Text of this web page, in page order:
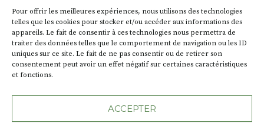
Pour offrir les meilleures expériences, nous utilisons des technologies
telles que les cookies pour stocker et/ou accéder aux informations des
appareils. Le fait de consentir à ces technologies nous permettra de
traiter des données telles que le comportement de navigation ou les ID
uniques sur ce site. Le fait de ne pas consentir ou de retirer son
consentement peut avoir un effet négatif sur certaines caractéristiques
et fonctions.
ACCEPTER
Suivez toute l'actu de Strada